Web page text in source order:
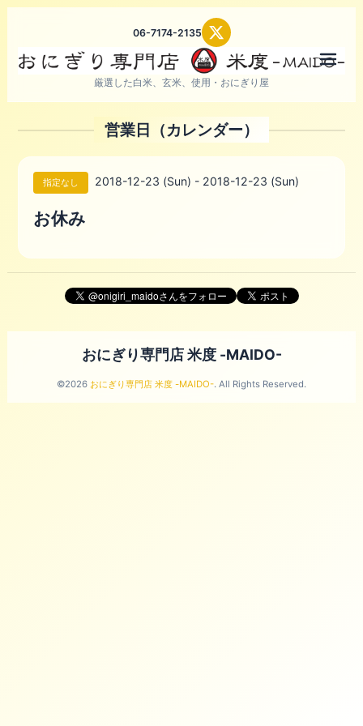
06-7174-2135
厳選した白米、玄米、使用・おにぎり屋
営業日（カレンダー）
指定なし 2018-12-23 (Sun) - 2018-12-23 (Sun)
お休み
おにぎり専門店 米度 -MAIDO-
©2026 おにぎり専門店 米度 -MAIDO-. All Rights Reserved.